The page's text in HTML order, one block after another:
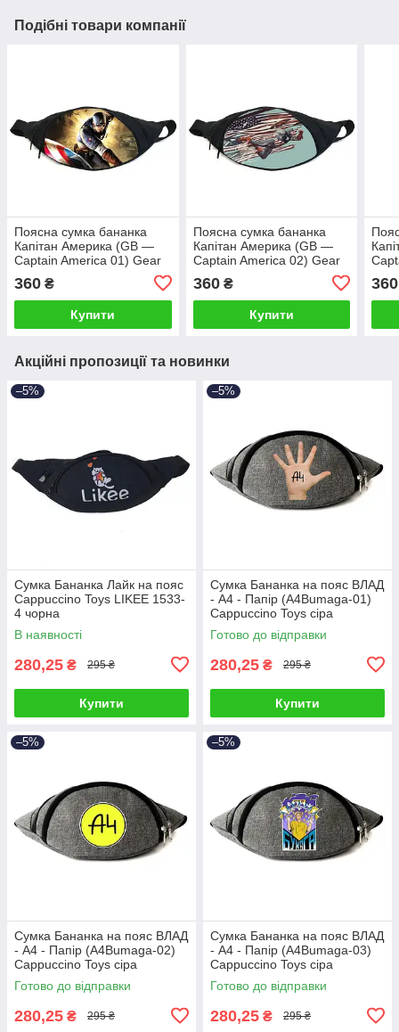
Подібні товари компанії
Поясна сумка бананка
Капітан Америка (GB —
Captain America 01) Gear
360 ₴
Купити
Поясна сумка бананка
Капітан Америка (GB —
Captain America 02) Gear
360₴
Купити
360
Акційні пропозиції та новинки
–5%
Сумка Бананка Лайк на пояс
Cappuccino Toys LIKEE 1533-
4 чорна
В наявності
280,25 ₴ 295 ₴
Купити
–5%
Сумка Бананка на пояс ВЛАД
- А4 - Папір (A4Bumaga-01)
Cappuccino Toys сіра
Готово до відправки
280,25 ₴ 295 ₴
Купити
–5%
Сумка Бананка на пояс ВЛАД
- А4 - Папір (A4Bumaga-02)
Cappuccino Toys сіра
Готово до відправки
280,25 ₴ 295 ₴
–5%
Сумка Бананка на пояс ВЛАД
- А4 - Папір (A4Bumaga-03)
Cappuccino Toys сіра
Готово до відправки
280,25 ₴ 295 ₴